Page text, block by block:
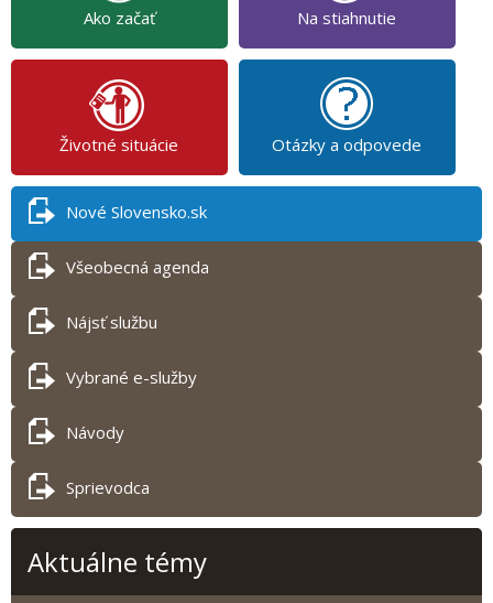
Ako začať Na stiahnutie
Životné situácie Otázky a odpovede
Nové Slovensko.sk
Všeobecná agenda
Nájsť službu
Vybrané e-služby
Návody
Sprievodca
Aktuálne témy